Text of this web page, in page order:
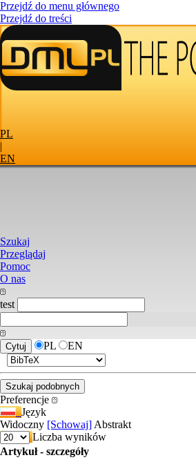
Przejdź do menu głównego
Przejdź do treści
PL
|
EN
Szukaj
Przeglądaj
Pomoc
O nas
test
PL EN
Preferencje
Język
Widoczny [Schowaj] Abstrakt
Liczba wyników
Artykuł - szczegóły